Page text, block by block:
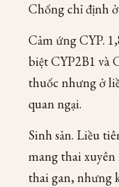
Chống chỉ định
Cảm ứng CYP.
biệt CYP2B1 và
thuốc nhưng ở
quan ngại.
Sinh sản. Liều
mang thai xuyên
thai gan, nhưng